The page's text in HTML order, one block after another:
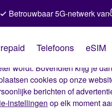
van Simyo
op onze website. Met
wordt. Bovendien krijg je
cookies op onze
berichten of
instellingen op elk moment
Betrouwbaar 5G-netwerk van
Telefoons eSIM